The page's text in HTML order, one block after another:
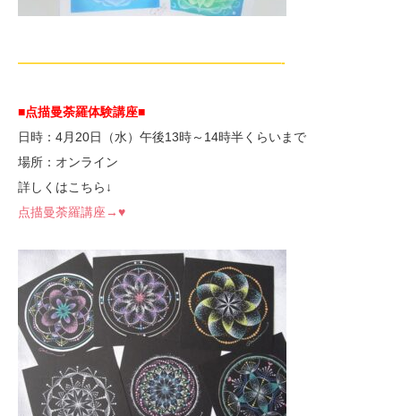
—————————————————————-
■点描曼荼羅体験講座■
日時：4月20日（水）午後13時～14時半くらいまで
場所：オンライン
詳しくはこちら↓
点描曼荼羅講座→♥